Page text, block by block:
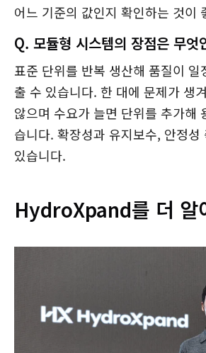
어느 기준의 값인지 확인하는 것이
Q. 모듈형 시스템의 장점은 무엇
표준 단위를 반복 생산해 품질이 일
출 수 있습니다. 한 대에 문제가 생
않으며 수요가 늘면 단위를 추가해
습니다. 확장성과 유지보수, 안정성
있습니다.
HydroXpand를 더 알